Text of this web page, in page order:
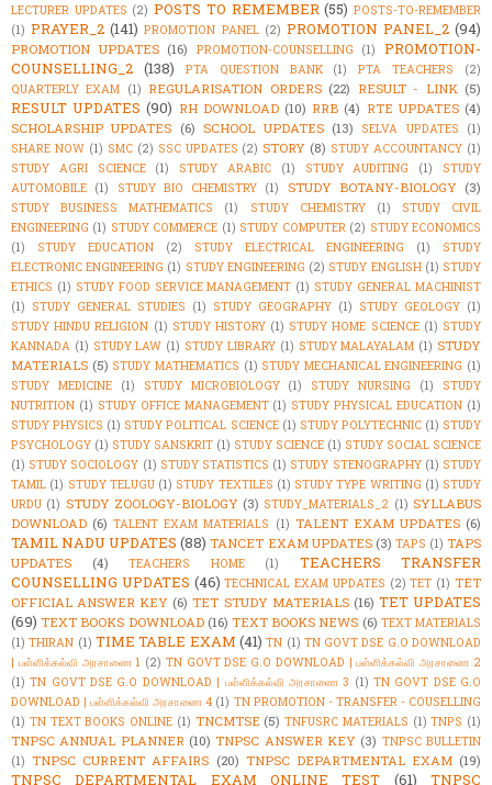
LECTURER UPDATES (2) POSTS TO REMEMBER (55) POSTS-TO-REMEMBER
(1) PRAYER_2 (141) PROMOTION PANEL (2) PROMOTION PANEL_2 (94)
PROMOTION UPDATES (16) PROMOTION-COUNSELLING (1)
PROMOTION-
COUNSELLING_2 (138) PTA QUESTION BANK (1) PTA TEACHERS
(2)
QUARTERLY EXAM (1) REGULARISATION ORDERS (22) RESULT - LINK (5)
RESULT UPDATES (90) RH DOWNLOAD (10) RRB (4) RTE UPDATES (4)
SCHOLARSHIP UPDATES (6) SCHOOL UPDATES (13) SELVA UPDATES
(1)
SHARE NOW (1) SMC (2) SSC UPDATES (2) STORY (8) STUDY ACCOUNTANCY (1)
STUDY AGRI SCIENCE
(1) STUDY ARABIC (1) STUDY AUDITING (1)
STUDY
AUTOMOBILE (1) STUDY BIO CHEMISTRY (1) STUDY BOTANY-BIOLOGY (3)
STUDY BUSINESS MATHEMATICS (1) STUDY CHEMISTRY (1)
STUDY CIVIL
ENGINEERING (1) STUDY COMMERCE (1) STUDY COMPUTER (2) STUDY ECONOMICS
(1)
STUDY EDUCATION (2) STUDY ELECTRICAL ENGINEERING (1)
STUDY
ELECTRONIC ENGINEERING (1) STUDY ENGINEERING (2) STUDY ENGLISH (1) STUDY
ETHICS (1) STUDY FOOD SERVICE MANAGEMENT (1) STUDY GENERAL MACHINIST
(1) STUDY GENERAL STUDIES (1) STUDY GEOGRAPHY (1) STUDY GEOLOGY (1)
STUDY HINDU RELIGION (1) STUDY HISTORY (1) STUDY HOME SCIENCE (1) STUDY
KANNADA (1) STUDY LAW (1) STUDY LIBRARY (1) STUDY MALAYALAM (1) STUDY
MATERIALS (5) STUDY MATHEMATICS (1) STUDY MECHANICAL ENGINEERING (1)
STUDY MEDICINE
(1) STUDY MICROBIOLOGY (1) STUDY NURSING (1)
STUDY
NUTRITION (1) STUDY OFFICE MANAGEMENT (1) STUDY PHYSICAL EDUCATION (1)
STUDY PHYSICS (1) STUDY POLITICAL SCIENCE (1) STUDY POLYTECHNIC (1) STUDY
PSYCHOLOGY (1) STUDY SANSKRIT (1) STUDY SCIENCE (1) STUDY SOCIAL SCIENCE
(1) STUDY SOCIOLOGY (1) STUDY STATISTICS (1) STUDY STENOGRAPHY (1) STUDY
TAMIL (1) STUDY TELUGU (1) STUDY TEXTILES (1) STUDY TYPE WRITING (1) STUDY
URDU (1) STUDY ZOOLOGY-BIOLOGY (3) STUDY_MATERIALS_2 (1) SYLLABUS
DOWNLOAD (6) TALENT EXAM MATERIALS (1) TALENT EXAM UPDATES (6)
TAMIL NADU UPDATES (88) TANCET EXAM UPDATES (3) TAPS (1) TAPS
UPDATES
(4) TEACHERS HOME (1)
TEACHERS TRANSFER
COUNSELLING UPDATES (46) TECHNICAL EXAM UPDATES (2) TET (1) TET
OFFICIAL ANSWER KEY (6) TET STUDY MATERIALS (16) TET UPDATES
(69) TEXT BOOKS DOWNLOAD (16) TEXT BOOKS NEWS (6) TEXT MATERIALS
(1) THIRAN (1) TIME TABLE EXAM (41) TN (1) TN GOVT DSE G.O DOWNLOAD
| பள்ளிக்கல்வி அரசாணை 1 (2) TN GOVT DSE G.O DOWNLOAD | பள்ளிக்கல்வி அரசாணை 2
(1) TN GOVT DSE G.O DOWNLOAD | பள்ளிக்கல்வி அரசாணை 3 (1) TN GOVT DSE G.O
DOWNLOAD | பள்ளிக்கல்வி அரசாணை 4 (1) TN PROMOTION - TRANSFER - COUSELLING
(1) TN TEXT BOOKS ONLINE (1) TNCMTSE (5) TNFUSRC MATERIALS (1) TNPS (1)
TNPSC ANNUAL PLANNER (10) TNPSC ANSWER KEY (3) TNPSC BULLETIN
(1) TNPSC CURRENT AFFAIRS (20) TNPSC DEPARTMENTAL EXAM (19)
TNPSC DEPARTMENTAL EXAM ONLINE TEST (61) TNPSC